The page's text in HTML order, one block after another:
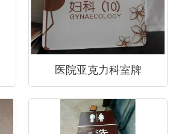
医院亚克力科室牌